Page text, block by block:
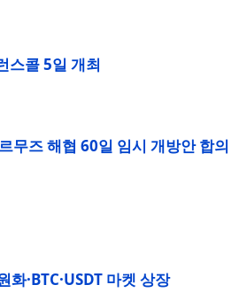
스콜 5일 개최
무즈 해협 60일 임시 개방안 합의
·BTC·USDT 마켓 상장